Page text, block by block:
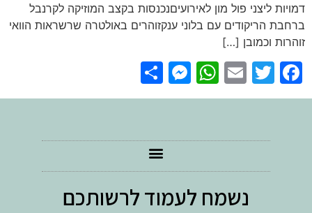
דמויות ליצני פול מון לאירועיםנכנסות בקצב המוזיקה לקרנבל
ברחבת הריקודים עם בלוני ענקזוהרים באולטרה שרשראות הוואי
זוהרות וכמובן […]
Facebook
Twitter
Email
WhatsApp
Messenger
נשמח לעמוד לרשותכם